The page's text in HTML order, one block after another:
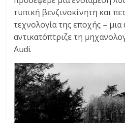
τυπική βενζινοκίνητη και
τεχνολογία της εποχής –
αντικατόπτριζε τη
Audi.